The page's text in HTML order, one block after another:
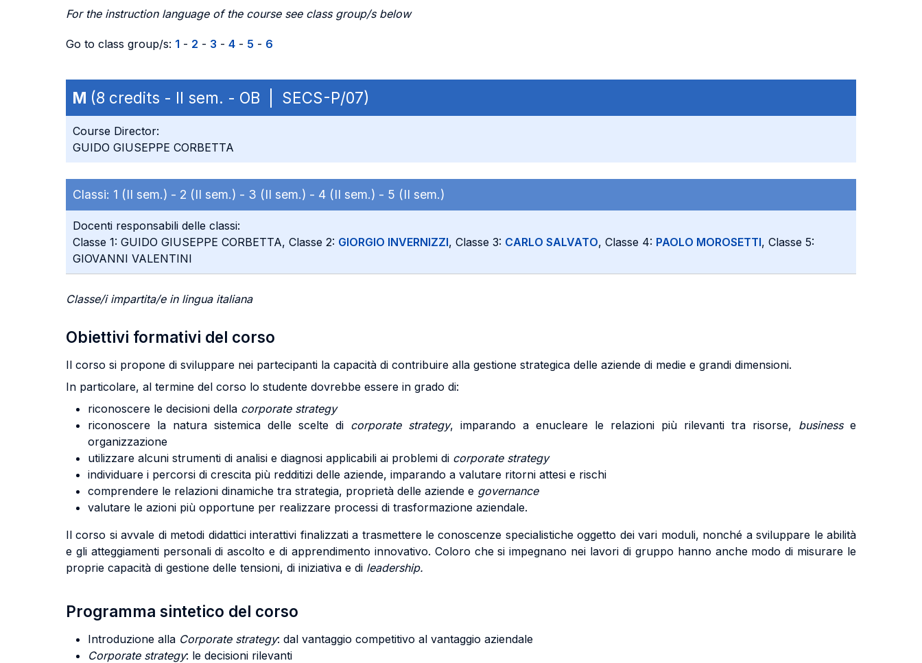
For the instruction language of the course see class group/s below
Go to class group/s: 1 - 2 - 3 - 4 - 5 - 6
M (8 credits - II sem. - OB | SECS-P/07)
Course Director:
GUIDO GIUSEPPE CORBETTA
Classi: 1 (II sem.) - 2 (II sem.) - 3 (II sem.) - 4 (II sem.) - 5 (II sem.)
Docenti responsabili delle classi:
Classe 1: GUIDO GIUSEPPE CORBETTA, Classe 2: GIORGIO INVERNIZZI, Classe 3: CARLO SALVATO, Classe 4: PAOLO MOROSETTI, Classe 5:
GIOVANNI VALENTINI
Classe/i impartita/e in lingua italiana
Obiettivi formativi del corso
Il corso si propone di sviluppare nei partecipanti la capacità di contribuire alla gestione strategica delle aziende di medie e grandi dimensioni.
In particolare, al termine del corso lo studente dovrebbe essere in grado di:
riconoscere le decisioni della corporate strategy
riconoscere la natura sistemica delle scelte di corporate strategy, imparando a enucleare le relazioni più rilevanti tra risorse, businesse
organizzazione
utilizzare alcuni strumenti di analisi e diagnosi applicabili ai problemi di corporate strategy
individuare i percorsi di crescita più redditizi delle aziende, imparando a valutare ritorni attesi e rischi
comprendere le relazioni dinamiche tra strategia, proprietà delle aziende e governance
valutare le azioni più opportune per realizzare processi di trasformazione aziendale.
Il corso si avvale di metodi didattici interattivi finalizzati a trasmettere le conoscenze specialistiche oggetto dei vari moduli, nonché a sviluppare le abilità
e gli atteggiamenti personali di ascolto e di apprendimento innovativo. Coloro che si impegnano nei lavori di gruppo hanno anche modo di misurare le
proprie capacità di gestione delle tensioni, di iniziativa e di leadership.
Programma sintetico del corso
Introduzione alla Corporate strategy: dal vantaggio competitivo al vantaggio aziendale
Corporate strategy: le decisioni rilevanti